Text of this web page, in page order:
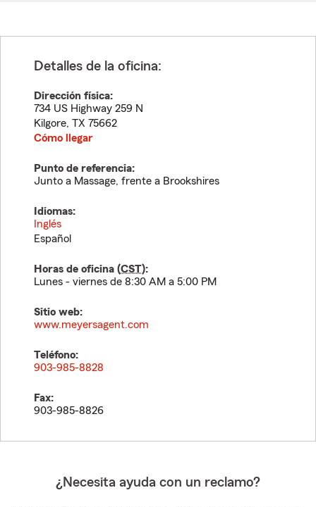
Detalles de la oficina:
Dirección física:
734 US Highway 259 N
Kilgore, TX 75662
Cómo llegar
Punto de referencia:
Junto a Massage, frente a Brookshires
Idiomas:
Inglés
Español
Horas de oficina (CST):
Lunes - viernes de 8:30 AM a 5:00 PM
Sitio web:
www.meyersagent.com
Teléfono:
903-985-8828
Fax:
903-985-8826
¿Necesita ayuda con un reclamo?